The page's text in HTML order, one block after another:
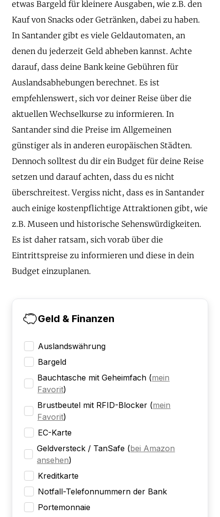
etwas Bargeld für kleinere Ausgaben, wie z.B. den
Kauf von Snacks oder Getränken, dabei zu haben.
In Santander gibt es viele Geldautomaten, an
denen du jederzeit Geld abheben kannst. Achte
darauf, dass deine Bank keine Gebühren für
Auslandsabhebungen berechnet. Es ist
empfehlenswert, sich vor deiner Reise über die
aktuellen Wechselkurse zu informieren. In
Santander sind die Preise im Allgemeinen
günstiger als in anderen europäischen Städten.
Dennoch solltest du dir ein Budget für deine Reise
setzen und darauf achten, dass du es nicht
überschreitest. Vergiss nicht, dass es in Santander
auch einige kostenpflichtige Attraktionen gibt, wie
z.B. Museen und historische Sehenswürdigkeiten.
Es ist daher ratsam, sich vorab über die
Eintrittspreise zu informieren und diese in dein
Budget einzuplanen.
Geld & Finanzen
Auslandswährung
Bargeld
Bauchtasche mit Geheimfach (mein
Favorit)
Brustbeutel mit RFID-Blocker (mein
Favorit)
EC-Karte
Geldversteck / TanSafe (bei Amazon
ansehen)
Kreditkarte
Notfall-Telefonnummern der Bank
Portemonnaie